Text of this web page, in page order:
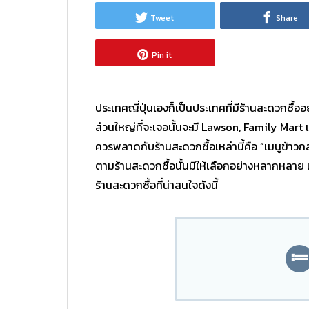
Tweet Share
Pin it
ประเทศญี่ปุ่นเองก็เป็นประเทศที่มีร้านสะดวกซื้อ
ส่วนใหญ่ที่จะเจอนั้นจะมี Lawson, Family Mart
ควรพลาดกับร้านสะดวกซื้อเหล่านี้คือ “เมนูข้าว
ตามร้านสะดวกซื้อนั้นมีให้เลือกอย่างหลากหลา
ร้านสะดวกซื้อที่น่าสนใจดังนี้